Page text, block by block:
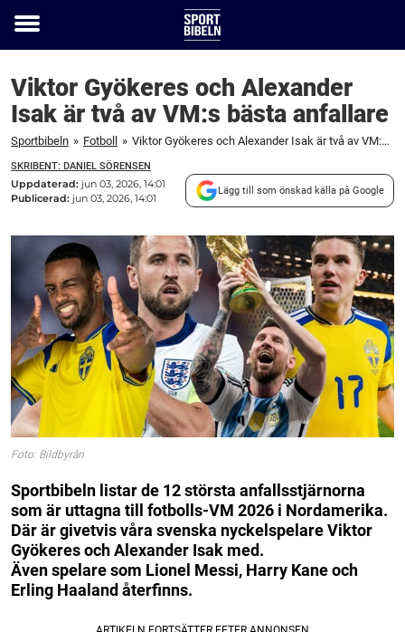
Toggle
Viktor Gyökeres och Alexander
Isak är två av VM:s bästa anfallare
Sportbibeln » Fotboll » Viktor Gyökeres och Alexander Isak är två av VM:s bästa anfallare
SKRIBENT: DANIEL SÖRENSEN
Uppdaterad: jun 03, 2026, 14:01
Publicerad: jun 03, 2026, 14:01
Lägg till som önskad källa på Google
Foto: Bildbyrån
Sportbibeln listar de 12 största anfallsstjärnorna
som är uttagna till fotbolls-VM 2026 i Nordamerika.
Där är givetvis våra svenska nyckelspelare Viktor
Gyökeres och Alexander Isak med.
Även spelare som Lionel Messi, Harry Kane och
Erling Haaland återfinns.